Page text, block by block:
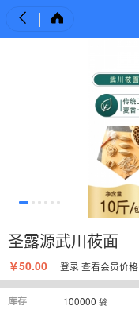
圣露源武川莜面
￥50.00 登录查看会员价格
库存 100000 袋